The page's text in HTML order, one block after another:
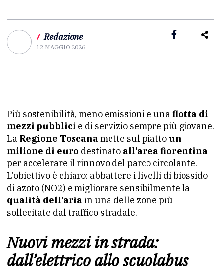
/ Redazione
12 MAGGIO 2026
Più sostenibilità, meno emissioni e unaflotta di
mezzi pubblici e di servizio sempre più giovane.
La Regione Toscana mette sul piatto un
milione di euro destinato all’area fiorentina
per accelerare il rinnovo del parco circolante.
L’obiettivo è chiaro: abbattere i livelli di biossido
di azoto (NO2) e migliorare sensibilmente la
qualità dell’aria in una delle zone più
sollecitate dal traffico stradale.
Nuovi mezzi in strada:
dall’elettrico allo scuolabus